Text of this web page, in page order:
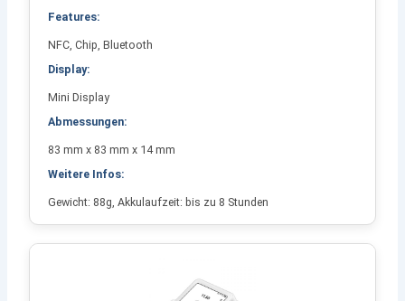
Features:
NFC, Chip, Bluetooth
Display:
Mini Display
Abmessungen:
83 mm x 83 mm x 14 mm
Weitere Infos:
Gewicht: 88g, Akkulaufzeit: bis zu 8 Stunden